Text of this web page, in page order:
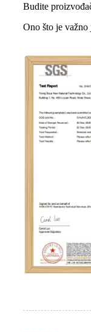
Budite
Ono što je